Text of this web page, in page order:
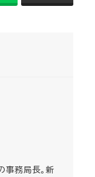
事務局長。新